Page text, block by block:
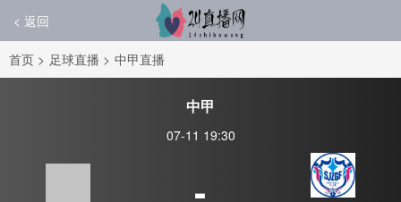
< 返回
首页 > 足球直播 > 中甲直播
中甲
07-11 19:30
-